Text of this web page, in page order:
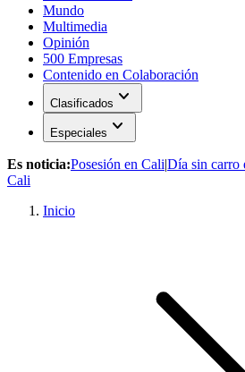
Mundo
Multimedia
Opinión
500 Empresas
Contenido en Colaboración
Clasificados expand_more
Especiales expand_more
Es noticia:Posesión en Cali|Día sin carro
Cali
Inicio